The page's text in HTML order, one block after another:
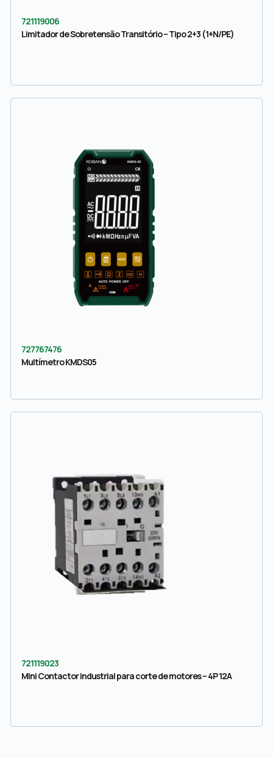
721119006
Limitador de Sobretensão Transitório – Tipo 2+3 (1+N/PE)
727767476
Multímetro KMDS05
721119023
Mini Contactor industrial para corte de motores – 4P 12A